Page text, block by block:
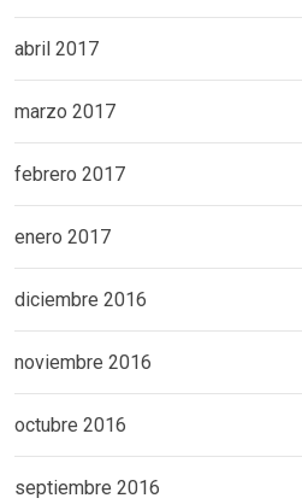
abril 2017
marzo 2017
febrero 2017
enero 2017
diciembre 2016
noviembre 2016
octubre 2016
septiembre 2016